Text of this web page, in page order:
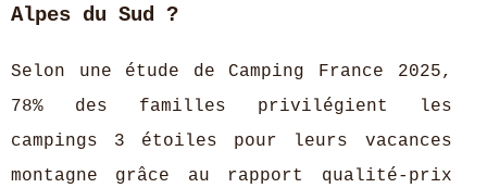
Alpes du Sud ?
Selon une étude de Camping France 2025,
78% des familles privilégient les
campings 3 étoiles pour leurs vacances
montagne grâce au rapport qualité-prix